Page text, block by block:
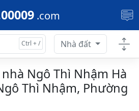
.com
Nhà đất
Ngô Thì Nhậm Hà
Thì Nhậm, Phường